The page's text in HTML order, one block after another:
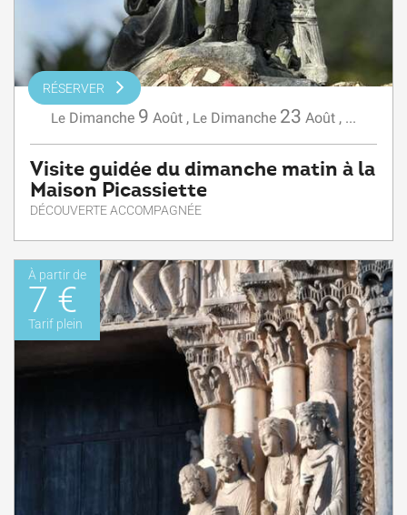
RÉSERVER
Le Dimanche 9 Août , Le Dimanche 23 Août , ...
Visite guidée du dimanche matin à la
Maison Picassiette
DÉCOUVERTE ACCOMPAGNÉE
À partir de
7 €
Tarif plein